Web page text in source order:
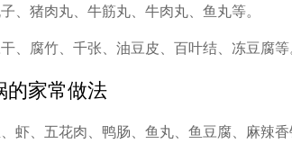
子、猪肉丸、牛筋丸、牛肉丸、鱼丸等。
干、腐竹、千张、油豆皮、百叶结、冻豆腐等
的家常做法
、虾、五花肉、鸭肠、鱼丸、鱼豆腐、麻辣